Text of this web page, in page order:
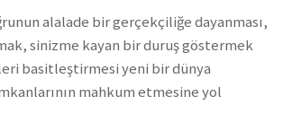
alalade bir gerçekçiliğe dayanması,
sinizme kayan bir duruş göstermek
basitleştirmesi yeni bir dünya
mahkum etmesine yol